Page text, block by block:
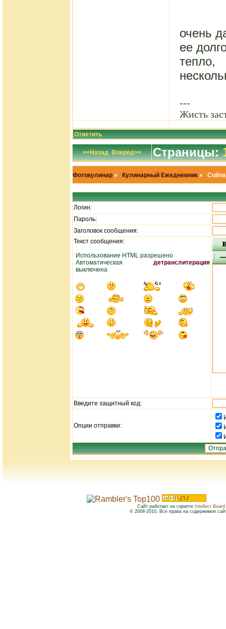
очень
ее
тепло,
---
Жисть
Ответить
<<Назад Вперед>> Страницы:
Фотокулинар » Кулинарный Ежедневник »
Логин:
Пароль:
Заголовок сообщения:
Текст сообщения:
Использование HTML разрешено
Автоматическая детранслитерация
выключена
Введите защитный код:
Опции отправки:
Сайт работает на скрипте Intellect Board
© 2008-2010, Все права на содержимое